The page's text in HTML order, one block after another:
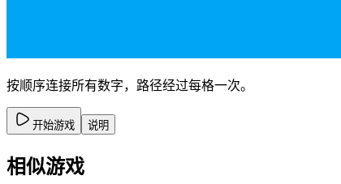
按顺序连接所有数字，路径经过每格一次。
开始游戏 说明
相似游戏